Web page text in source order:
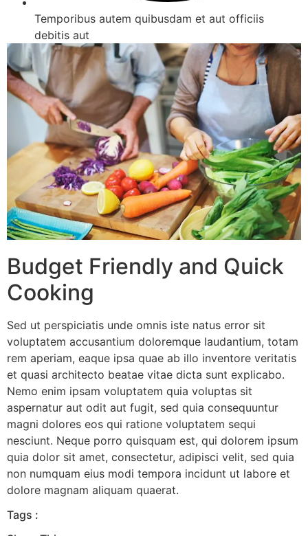
Temporibus autem quibusdam et aut officiis
debitis aut
Budget Friendly and Quick
Cooking
Sed ut perspiciatis unde omnis iste natus error sit
voluptatem accusantium doloremque laudantium, totam
rem aperiam, eaque ipsa quae ab illo inventore veritatis
et quasi architecto beatae vitae dicta sunt explicabo.
Nemo enim ipsam voluptatem quia voluptas sit
aspernatur aut odit aut fugit, sed quia consequuntur
magni dolores eos qui ratione voluptatem sequi
nesciunt. Neque porro quisquam est, qui dolorem ipsum
quia dolor sit amet, consectetur, adipisci velit, sed quia
non numquam eius modi tempora incidunt ut labore et
dolore magnam aliquam quaerat.
Tags :